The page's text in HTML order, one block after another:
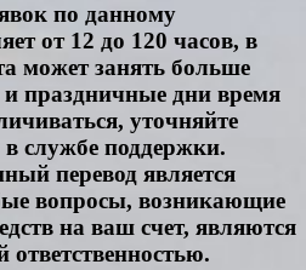
по данному
от 12 до 120 часов, в
может занять больше
праздничные дни время
уточняйте
службе поддержки.
перевод является
вопросы, возникающие
на ваш счет, являются